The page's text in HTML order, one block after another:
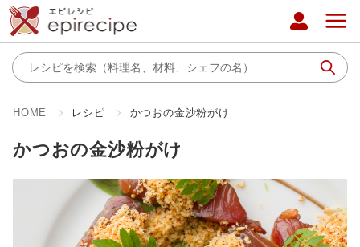
HOME レシピ かつおの金沙粉がけ
かつおの金沙粉がけ